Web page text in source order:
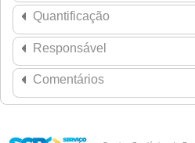
Quantificação
Responsável
Comentários